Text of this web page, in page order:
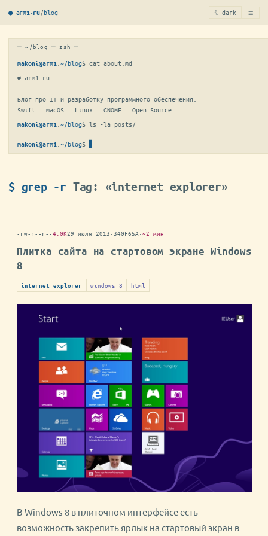
● arm1·ru/blog ☾ dark ≡
─ ~/blog ─ zsh ─
makoni@arm1 :~/blog$ cat about.md
# arm1.ru
Блог про IT и разработку программного обеспечения.
Swift · macOS · Linux · GNOME · Open Source.
makoni@arm1 :~/blog$ ls -la posts/
makoni@arm1 :~/blog$
$ grep -r Tag: «internet explorer»
-rw-r--r--4.0K29 июля 2013 ·340F65A·~2 мин
Плитка сайта на стартовом экране Windows
8
internet explorer windows 8 html
В Windows 8 в плиточном интерфейсе есть
возможность закрепить ярлык на стартовый экран в